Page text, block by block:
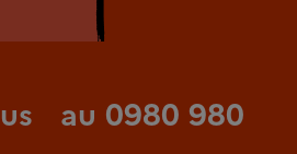
au 0980 980